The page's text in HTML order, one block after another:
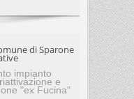
di Sparone
impianto
e
"ex Fucina"